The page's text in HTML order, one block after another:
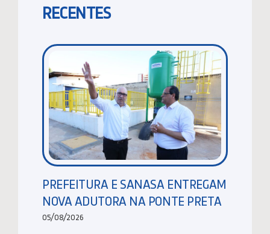
RECENTES
PREFEITURA E SANASA ENTREGAM
NOVA ADUTORA NA PONTE PRETA
05/08/2026